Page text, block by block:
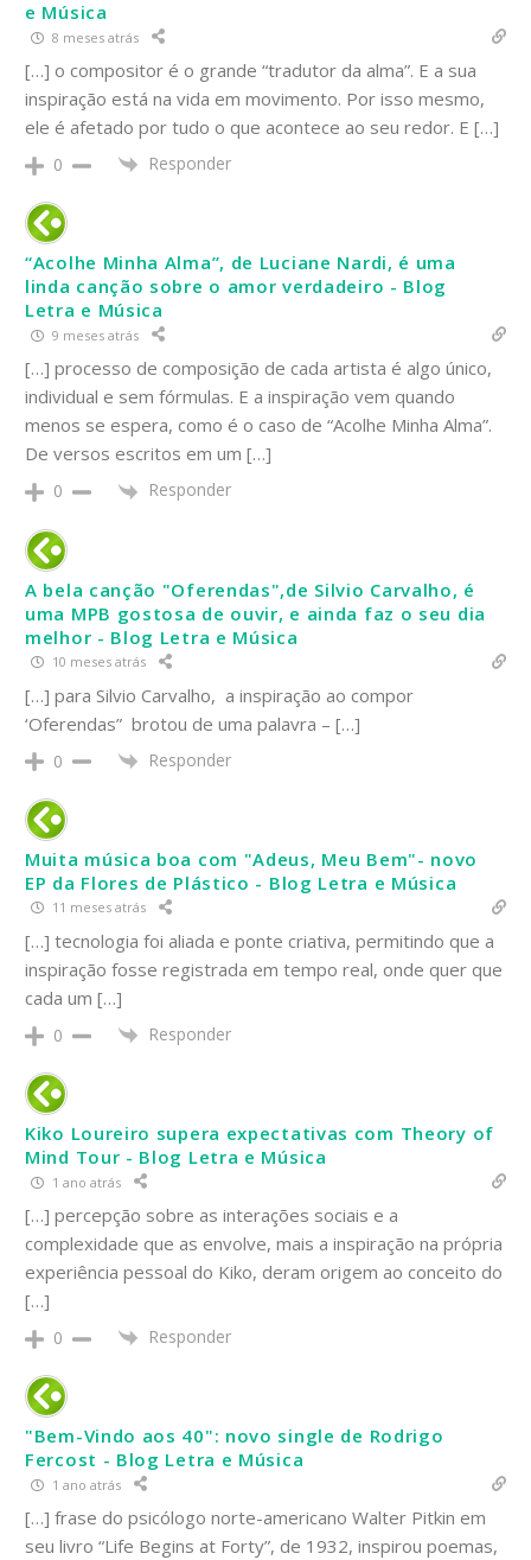
e Música
8 meses atrás
[…] o compositor é o grande “tradutor da alma”. E a sua
inspiração está na vida em movimento. Por isso mesmo,
ele é afetado por tudo o que acontece ao seu redor. E […]
0 Responder
“Acolhe Minha Alma”, de Luciane Nardi, é uma
linda canção sobre o amor verdadeiro - Blog
Letra e Música
9 meses atrás
[…] processo de composição de cada artista é algo único,
individual e sem fórmulas. E a inspiração vem quando
menos se espera, como é o caso de “Acolhe Minha Alma”.
De versos escritos em um […]
0 Responder
A bela canção "Oferendas",de Silvio Carvalho, é
uma MPB gostosa de ouvir, e ainda faz o seu dia
melhor - Blog Letra e Música
10 meses atrás
[…] para Silvio Carvalho, a inspiração ao compor
‘Oferendas” brotou de uma palavra – […]
0 Responder
Muita música boa com "Adeus, Meu Bem"- novo
EP da Flores de Plástico - Blog Letra e Música
11 meses atrás
[…] tecnologia foi aliada e ponte criativa, permitindo que a
inspiração fosse registrada em tempo real, onde quer que
cada um […]
0 Responder
Kiko Loureiro supera expectativas com Theory of
Mind Tour - Blog Letra e Música
1 ano atrás
[…] percepção sobre as interações sociais e a
complexidade que as envolve, mais a inspiração na própria
experiência pessoal do Kiko, deram origem ao conceito do
[…]
0 Responder
"Bem-Vindo aos 40": novo single de Rodrigo
Fercost - Blog Letra e Música
1 ano atrás
[…] frase do psicólogo norte-americano Walter Pitkin em
seu livro “Life Begins at Forty”, de 1932, inspirou poemas,